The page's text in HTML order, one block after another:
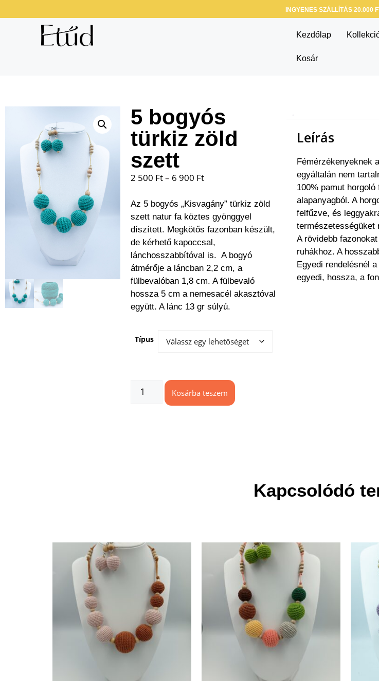
INGYENES SZÁLLÍTÁS 20.000
Kezdőlap
Kosár
5 bogyós
türkiz zöld
szett
2 500 Ft– 6 900 Ft
Az 5 bogyós „Kisvagány” türkiz zöld
szett natur fa köztes gyönggyel
díszített. Megkötős fazonban készült,
de kérhető kapoccsal,
lánchosszabbítóval is. A bogyó
átmérője a láncban 2,2 cm, a
fülbevalóban 1,8 cm. A fülbevaló
hossza 5 cm a nemesacél akasztóval
együtt. A lánc 13 gr súlyú.
Típus
Kosárba teszem
Leírás
Fémérzékenyeknek
egyáltalán nem
100% pamut
alapanyagból. A
felfűzve, és
természetességüket
A rövidebb
ruhákhoz. A
Egyedi rendelésnél
egyedi, hossza, a
Kapcsolódó